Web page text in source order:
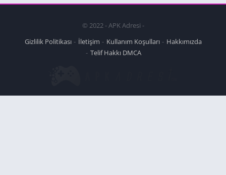
© 2022 - APK Adresi -
Gizlilik Politikası
İletişim Kullanım Koşulları
Hakkımızda
Telif Hakkı DMCA